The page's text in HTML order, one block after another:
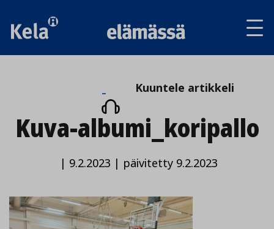
Kuuntele
artikkeli
Kuuntele artikkeli
Kuva-albumi_koripallo
| 9.2.2023 | päivitetty 9.2.2023